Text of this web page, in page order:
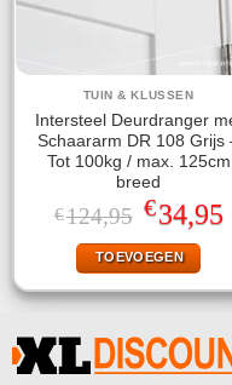
TUIN & KLUSSEN
Intersteel Deurdranger
Schaararm DR 108 Grijs
Tot 100kg / max. 125cm
breed
€124,95
prijs
was:
€124,95.
€34,95
TOEVOEGEN